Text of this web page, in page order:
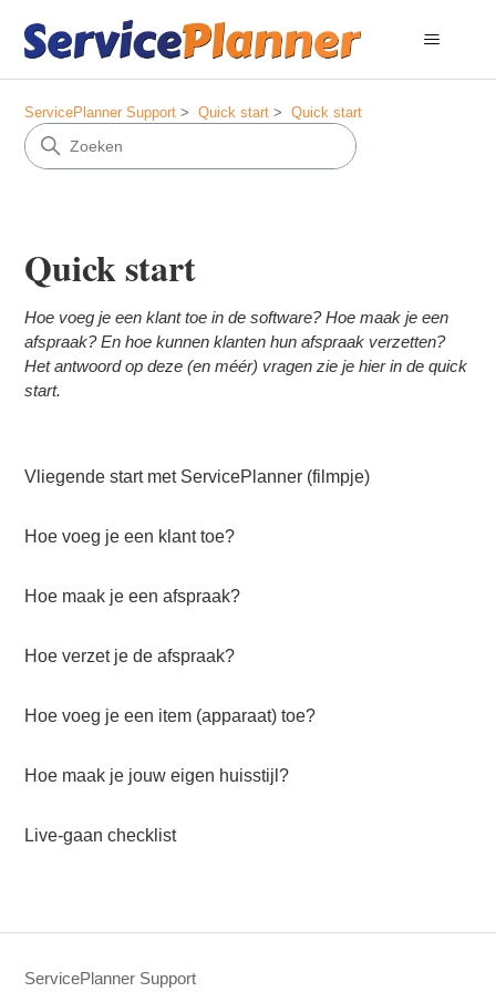
ServicePlanner Support Quick start Quick start
Quick start
Hoe voeg je een klant toe in de software? Hoe maak je een
afspraak? En hoe kunnen klanten hun afspraak verzetten?
Het antwoord op deze (en méér) vragen zie je hier in de quick
start.
Vliegende start met ServicePlanner (filmpje)
Hoe voeg je een klant toe?
Hoe maak je een afspraak?
Hoe verzet je de afspraak?
Hoe voeg je een item (apparaat) toe?
Hoe maak je jouw eigen huisstijl?
Live-gaan checklist
ServicePlanner Support